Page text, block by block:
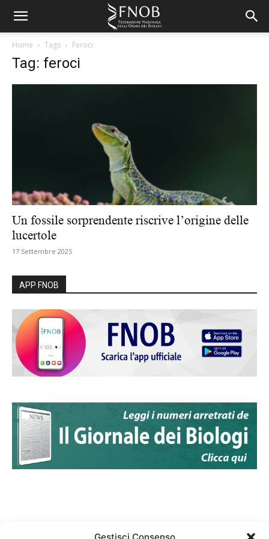
Home Tags Feroci
Tag: feroci
Un fossile sorprendente riscrive l’origine delle
lucertole
17 Settembre 2025
APP FNOB